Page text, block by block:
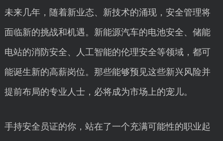
未来几年，随着新业态、新技术的涌现，安全管理将
面临新的挑战和机遇。新能源汽车的电池安全、储能
电站的消防安全、人工智能的伦理安全等领域，都可
能诞生新的高薪岗位。那些能够预见这些新兴风险并
提前布局的专业人士，必将成为市场上的宠儿。
手持安全员证的你，站在了一个充满可能性的职业起